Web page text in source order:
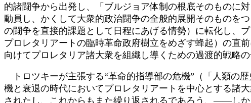
的諸闘争から出発し、「ブルジョア体制の根底そのものに
動員し、かくして大衆的政治闘争の全般的展開そのものを
の闘争を直接的課題として日程にあげる情勢）に転化し、
プロレタリアートの臨時革命政府樹立をめざす蜂起）の直
向けてプロレタリア諸大衆を組織し導くための過渡的戦略の
トロツキーが主張する“革命的指導部の危機”（「人類の
機と衰退の時代においてプロレタリアートを中心とする諸
されたし、これからもまた繰り返されるであろう、――し